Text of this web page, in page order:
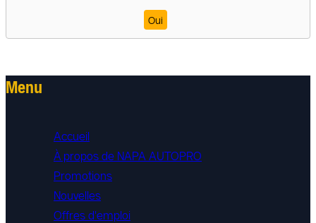
Oui
Menu
Accueil
À propos de NAPA AUTOPRO
Promotions
Nouvelles
Offres d'emploi